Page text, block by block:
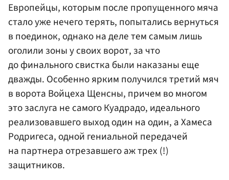
Европейцы, которым после пропущенного мяча
стало уже нечего терять, попытались вернуться
в поединок, однако на деле тем самым лишь
оголили зоны у своих ворот, за что
до финального свистка были наказаны еще
дважды. Особенно ярким получился третий мяч
в ворота Войцеха Щенсны, причем во многом
это заслуга не самого Куадрадо, идеального
реализовавшего выход один на один, а Хамеса
Родригеса, одной гениальной передачей
на партнера отрезавшего аж трех (!)
защитников.